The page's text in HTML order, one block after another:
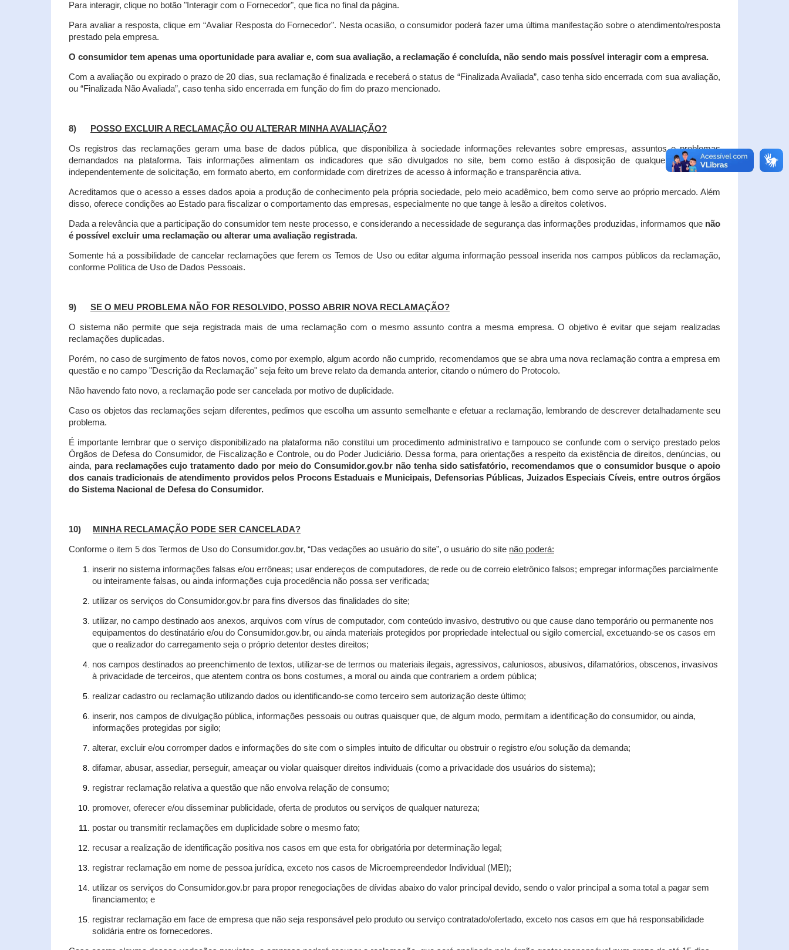
Para interagir, clique no botão "Interagir com o Fornecedor", que fica no final da página.
Para avaliar a resposta, clique em “Avaliar Resposta do Fornecedor”. Nesta ocasião, o consumidor poderá fazer uma última manifestação sobre o atendimento/resposta
prestado pela empresa.
O consumidor tem apenas uma oportunidade para avaliar e, com sua avaliação, a reclamação é concluída, não sendo mais possível interagir com a empresa.
Com a avaliação ou expirado o prazo de 20 dias, sua reclamação é finalizada e receberá o status de “Finalizada Avaliada”, caso tenha sido encerrada com sua avaliação,
ou “Finalizada Não Avaliada”, caso tenha sido encerrada em função do fim do prazo mencionado.
8) POSSO EXCLUIR A RECLAMAÇÃO OU ALTERAR MINHA AVALIAÇÃO?
Os registros das reclamações geram uma base de dados pública, que disponibiliza à sociedade informações relevantes sobre empresas, assuntos e problemas
demandados na plataforma. Tais informações alimentam os indicadores que são divulgados no site, bem como estão à disposição de qualquer interessado,
independentemente de solicitação, em formato aberto, em conformidade com diretrizes de acesso à informação e transparência ativa.
Acreditamos que o acesso a esses dados apoia a produção de conhecimento pela própria sociedade, pelo meio acadêmico, bem como serve ao próprio mercado. Além
disso, oferece condições ao Estado para fiscalizar o comportamento das empresas, especialmente no que tange à lesão a direitos coletivos.
Dada a relevância que a participação do consumidor tem neste processo, e considerando a necessidade de segurança das informações produzidas, informamos que não
é possível excluir uma reclamação ou alterar uma avaliação registrada.
Somente há a possibilidade de cancelar reclamações que ferem os Temos de Uso ou editar alguma informação pessoal inserida nos campos públicos da reclamação,
conforme Política de Uso de Dados Pessoais.
9) SE O MEU PROBLEMA NÃO FOR RESOLVIDO, POSSO ABRIR NOVA RECLAMAÇÃO?
O sistema não permite que seja registrada mais de uma reclamação com o mesmo assunto contra a mesma empresa. O objetivo é evitar que sejam realizadas
reclamações duplicadas.
Porém, no caso de surgimento de fatos novos, como por exemplo, algum acordo não cumprido, recomendamos que se abra uma nova reclamação contra a empresa em
questão e no campo "Descrição da Reclamação" seja feito um breve relato da demanda anterior, citando o número do Protocolo.
Não havendo fato novo, a reclamação pode ser cancelada por motivo de duplicidade.
Caso os objetos das reclamações sejam diferentes, pedimos que escolha um assunto semelhante e efetuar a reclamação, lembrando de descrever detalhadamente seu
problema.
É importante lembrar que o serviço disponibilizado na plataforma não constitui um procedimento administrativo e tampouco se confunde com o serviço prestado pelos
Órgãos de Defesa do Consumidor, de Fiscalização e Controle, ou do Poder Judiciário. Dessa forma, para orientações a respeito da existência de direitos, denúncias, ou
ainda, para reclamações cujo tratamento dado por meio do Consumidor.gov.br não tenha sido satisfatório, recomendamos que o consumidor busque o apoio
dos canais tradicionais de atendimento providos pelos Procons Estaduais e Municipais, Defensorias Públicas, Juizados Especiais Cíveis, entre outros órgãos
do Sistema Nacional de Defesa do Consumidor.
10) MINHA RECLAMAÇÃO PODE SER CANCELADA?
Conforme o item 5 dos Termos de Uso do Consumidor.gov.br, “Das vedações ao usuário do site”, o usuário do site não poderá:
inserir no sistema informações falsas e/ou errôneas; usar endereços de computadores, de rede ou de correio eletrônico falsos; empregar informações parcialmente
ou inteiramente falsas, ou ainda informações cuja procedência não possa ser verificada;
utilizar os serviços do Consumidor.gov.br para fins diversos das finalidades do site;
utilizar, no campo destinado aos anexos, arquivos com vírus de computador, com conteúdo invasivo, destrutivo ou que cause dano temporário ou permanente nos
equipamentos do destinatário e/ou do Consumidor.gov.br, ou ainda materiais protegidos por propriedade intelectual ou sigilo comercial, excetuando-se os casos em
que o realizador do carregamento seja o próprio detentor destes direitos;
nos campos destinados ao preenchimento de textos, utilizar-se de termos ou materiais ilegais, agressivos, caluniosos, abusivos, difamatórios, obscenos, invasivos
à privacidade de terceiros, que atentem contra os bons costumes, a moral ou ainda que contrariem a ordem pública;
realizar cadastro ou reclamação utilizando dados ou identificando-se como terceiro sem autorização deste último;
inserir, nos campos de divulgação pública, informações pessoais ou outras quaisquer que, de algum modo, permitam a identificação do consumidor, ou ainda,
informações protegidas por sigilo;
alterar, excluir e/ou corromper dados e informações do site com o simples intuito de dificultar ou obstruir o registro e/ou solução da demanda;
difamar, abusar, assediar, perseguir, ameaçar ou violar quaisquer direitos individuais (como a privacidade dos usuários do sistema);
registrar reclamação relativa a questão que não envolva relação de consumo;
promover, oferecer e/ou disseminar publicidade, oferta de produtos ou serviços de qualquer natureza;
postar ou transmitir reclamações em duplicidade sobre o mesmo fato;
recusar a realização de identificação positiva nos casos em que esta for obrigatória por determinação legal;
registrar reclamação em nome de pessoa jurídica, exceto nos casos de Microempreendedor Individual (MEI);
utilizar os serviços do Consumidor.gov.br para propor renegociações de dívidas abaixo do valor principal devido, sendo o valor principal a soma total a pagar sem
financiamento; e
registrar reclamação em face de empresa que não seja responsável pelo produto ou serviço contratado/ofertado, exceto nos casos em que há responsabilidade
solidária entre os fornecedores.